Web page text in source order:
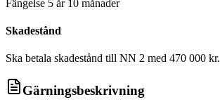
Fängelse 5 år 10 månader
Skadestånd
Ska betala skadestånd till NN 2 med 470 000 kr.
Gärningsbeskrivning